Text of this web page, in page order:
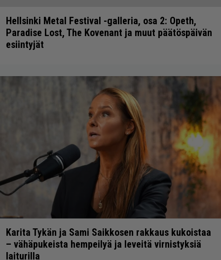
Hellsinki Metal Festival -galleria, osa 2: Opeth,
Paradise Lost, The Kovenant ja muut päätöspäivän
esiintyjät
Karita Tykän ja Sami Saikkosen rakkaus kukoistaa
– vähäpukeista hempeilyä ja leveitä virnistyksiä
laiturilla